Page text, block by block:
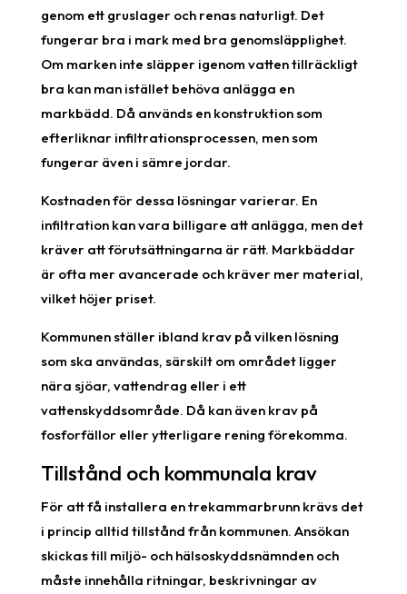
genom ett gruslager och renas naturligt. Det
fungerar bra i mark med bra genomsläpplighet.
Om marken inte släpper igenom vatten tillräckligt
bra kan man istället behöva anlägga en
markbädd. Då används en konstruktion som
efterliknar infiltrationsprocessen, men som
fungerar även i sämre jordar.
Kostnaden för dessa lösningar varierar. En
infiltration kan vara billigare att anlägga, men det
kräver att förutsättningarna är rätt. Markbäddar
är ofta mer avancerade och kräver mer material,
vilket höjer priset.
Kommunen ställer ibland krav på vilken lösning
som ska användas, särskilt om området ligger
nära sjöar, vattendrag eller i ett
vattenskyddsområde. Då kan även krav på
fosforfällor eller ytterligare rening förekomma.
Tillstånd och kommunala krav
För att få installera en trekammarbrunn krävs det
i princip alltid tillstånd från kommunen. Ansökan
skickas till miljö- och hälsoskyddsnämnden och
måste innehålla ritningar, beskrivningar av